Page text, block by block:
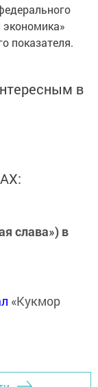
экономика»
показателя.
в
слава») в
«Кукмор